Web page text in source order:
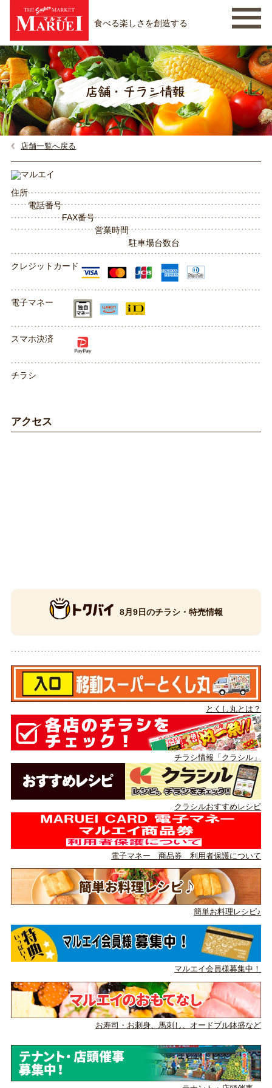
食べる楽しさを創造する
店舗一覧へ戻る
住所
電話番号
FAX番号
営業時間
駐車場台数台
クレジットカード
電子マネー
スマホ決済
チラシ
アクセス
8月9日のチラシ・特売情報
とくし丸とは？
チラシ情報「クラシル」
クラシルおすすめレシピ
電子マネー 商品券 利用者保護について
簡単お料理レシピ♪
マルエイ会員様募集中！
お寿司・お刺身、馬刺し、 オードブル鉢盛など